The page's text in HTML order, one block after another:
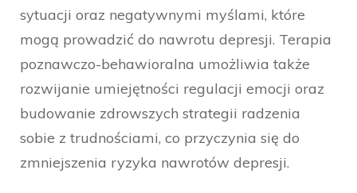
sytuacji oraz negatywnymi myślami, które
mogą prowadzić do nawrotu depresji. Terapia
poznawczo-behawioralna umożliwia także
rozwijanie umiejętności regulacji emocji oraz
budowanie zdrowszych strategii radzenia
sobie z trudnościami, co przyczynia się do
zmniejszenia ryzyka nawrotów depresji.